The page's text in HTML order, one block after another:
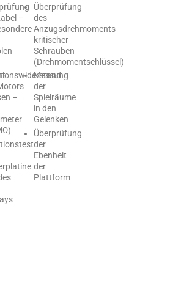
–
–
Überprüfung
des
Anzugsdrehmoments
kritischer
Schrauben
(Drehmomentschlüssel)
Messung
der
Spielräume
in den
Gelenken
Überprüfung
der
Ebenheit
der
Plattform